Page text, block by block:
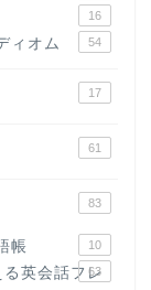
16
ィオム 54
17
61
83
帳 10
英会話フレ
63